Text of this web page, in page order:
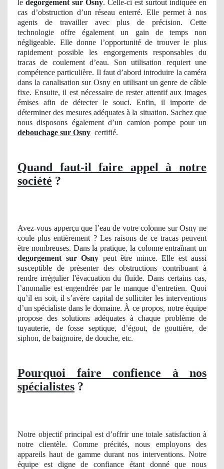
le degorgement sur Osny. Celle-ci est surtout indiquée en
cas d’obstruction d’un réseau enterré. Elle permet à nos
agents de travailler avec plus de précision. Cette
technologie offre également un gain de temps non
négligeable. Elle donne l’opportunité de trouver le plus
rapidement possible les engorgements responsables du
tracas de coulement d’eau. Son utilisation requiert une
compétence particulière. Il faut d’abord introduire la caméra
dans la canalisation sur Osny en utilisant un genre de câble
fixe. Ensuite, il est nécessaire de rester attentif aux images
émises afin de détecter le souci. Enfin, il importe de
déterminer des mesures adéquates à la situation. Sachez que
nous disposons également d’un camion pompe pour un
debouchage sur Osny certifié.
Quand faut-il faire appel à notre
société ?
Avez-vous apperçu que l’eau de votre colonne sur Osny ne
coule plus entièrement ? Les raisons de ce tracas peuvent
être nombreuses. Dans la pratique, la colonne entraînant un
degorgement sur Osny peut être mince. Elle est aussi
susceptible de présenter des obstructions contribuant à
rendre irrégulier l'évacuation du fluide. Dans certains cas,
l’anomalie est engendrée par le manque d’entretien. Quoi
qu’il en soit, il s’avère capital de solliciter les interventions
d’un spécialiste dans le domaine. À ce propos, notre équipe
propose des solutions adéquates à chaque problème de
tuyauterie, de fosse septique, d’égout, de gouttière, de
siphon, de baignoire, de douche, etc.
Pourquoi faire confience à nos
spécialistes ?
Notre objectif principal est d’offrir une totale satisfaction à
notre clientèle. Comme précités, nous employons des
appareils haut de gamme durant nos interventions. Notre
équipe est digne de confiance étant donné que nous